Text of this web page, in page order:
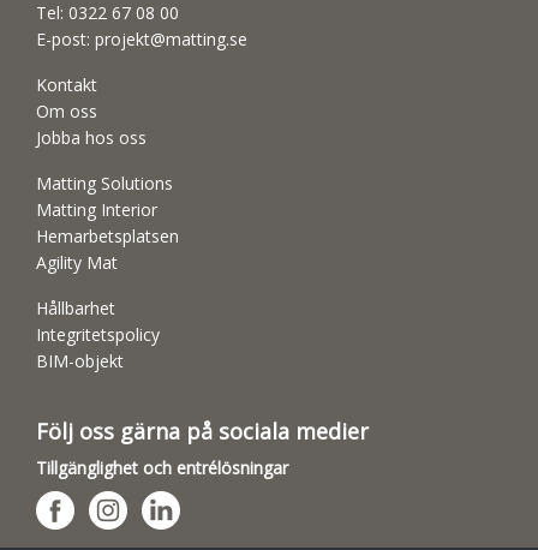
Tel: 0322 67 08 00
E-post: projekt@matting.se
Kontakt
Om oss
Jobba hos oss
Matting Solutions
Matting Interior
Hemarbetsplatsen
Agility Mat
Hållbarhet
Integritetspolicy
BIM-objekt
Följ oss gärna på sociala medier
Tillgänglighet och entrélösningar